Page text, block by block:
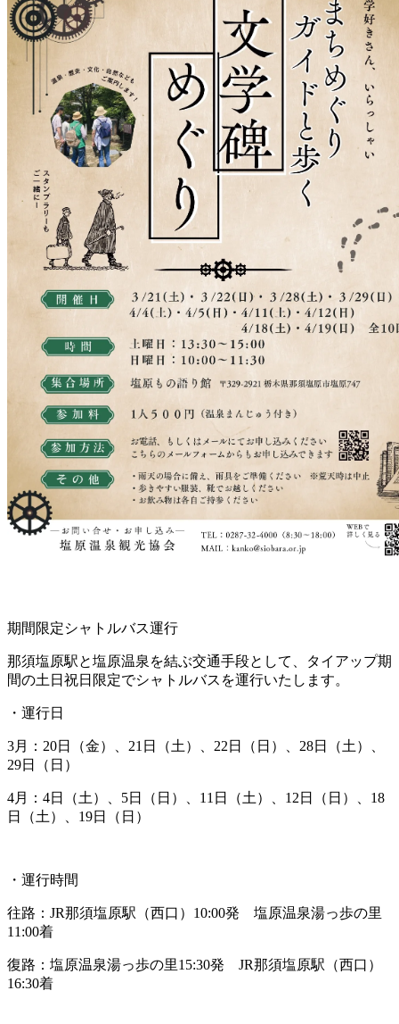
期間限定シャトルバス運行
那須塩原駅と塩原温泉を結ぶ交通手段として、タイアップ期
間の土日祝日限定でシャトルバスを運行いたします。
・運行日
3月：20日（金）、21日（土）、22日（日）、28日（土）、
29日（日）
4月：4日（土）、5日（日）、11日（土）、12日（日）、18
日（土）、19日（日）
・運行時間
往路：JR那須塩原駅（西口）10:00発 塩原温泉湯っ歩の里
11:00着
復路：塩原温泉湯っ歩の里15:30発 JR那須塩原駅（西口）
16:30着